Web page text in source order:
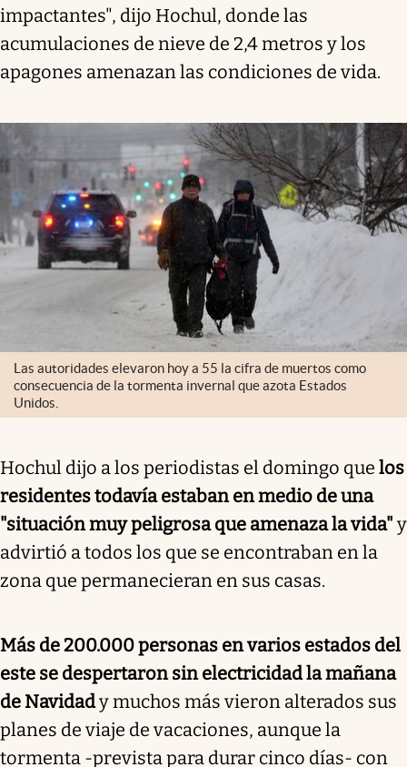
impactantes", dijo Hochul, donde las
acumulaciones de nieve de 2,4 metros y los
apagones amenazan las condiciones de vida.
Las autoridades elevaron hoy a 55 la cifra de muertos como
consecuencia de la tormenta invernal que azota Estados
Unidos.
Hochul dijo a los periodistas el domingo que los
residentes todavía estaban en medio de una
"situación muy peligrosa que amenaza la vida" y
advirtió a todos los que se encontraban en la
zona que permanecieran en sus casas.
Más de 200.000 personas en varios estados del
este se despertaron sin electricidad la mañana
de Navidady muchos más vieron alterados sus
planes de viaje de vacaciones, aunque la
tormenta -prevista para durar cinco días- con